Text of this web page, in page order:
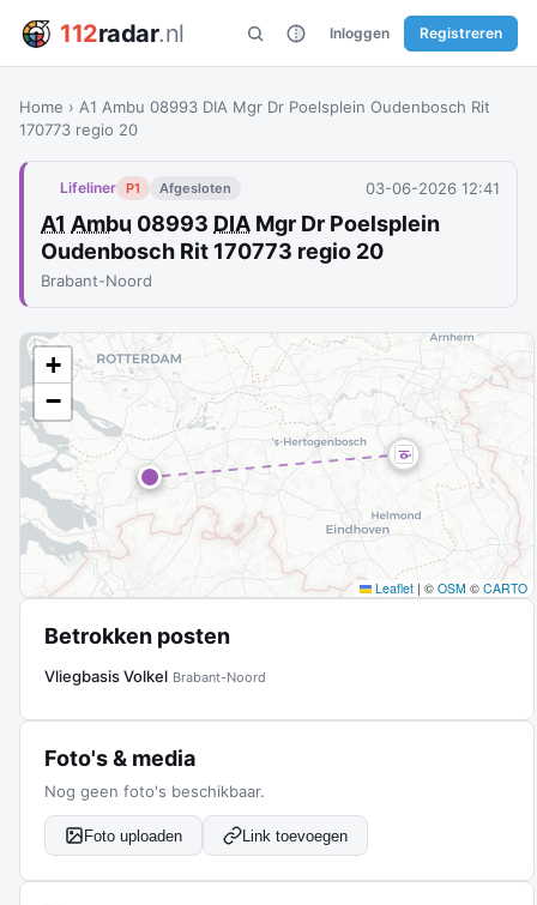
112radar.nl Inloggen Registreren
Home › A1 Ambu 08993 DIA Mgr Dr Poelsplein Oudenbosch Rit
170773 regio 20
Lifeliner P1 Afgesloten 03-06-2026 12:41
A1 Ambu 08993 DIA Mgr Dr Poelsplein
Oudenbosch Rit 170773 regio 20
Brabant-Noord
+
−
Leaflet | © OSM © CARTO
Betrokken posten
Vliegbasis Volkel Brabant-Noord
Foto's & media
Nog geen foto's beschikbaar.
Foto uploaden Link toevoegen